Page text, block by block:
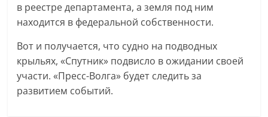
в реестре департамента, а земля под ним
находится в федеральной собственности.
Вот и получается, что судно на подводных
крыльях, «Спутник» подвисло в ожидании своей
участи. «Пресс-Волга» будет следить за
развитием событий.